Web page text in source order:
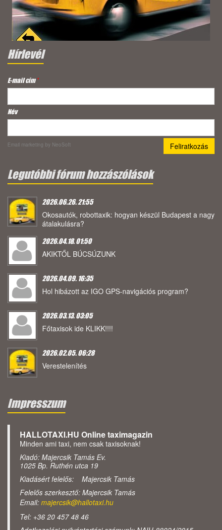
Hírlevél
E-mail cím*
Név
Email marketing by NeoSoft
Legutóbbi fórum hozzászólások
2026.06.26. 21:55
Okosautók, robottaxik: hogyan készül Budapest a nagy
átalakulásra?
2026.04.18. 01:50
AKIKTŐL BÚCSÚZUNK
2026.04.09. 16:35
Hol hibázott az IGO GPS-navigációs program?
2026.03.13. 03:05
Főtaxisok ide KLIKK!!!!
2026.02.05. 06:28
Verestelenítés
Impresszum
HALLOTAXI.HU Online taximagazin
Minden ami taxi, nem csak taxisoknak!
Kiadó: Majercsik Tamás Ev.
1025 Bp. Ruthén utca 19
Kiadásért felelős: Majercsik Tamás
Felelős szerkesztő: Majercsik Tamás
Email: majercsik@hallotaxi.hu
Tel: +36 20 457 48 46